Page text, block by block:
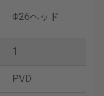
Φ26ヘッド
1
PVD